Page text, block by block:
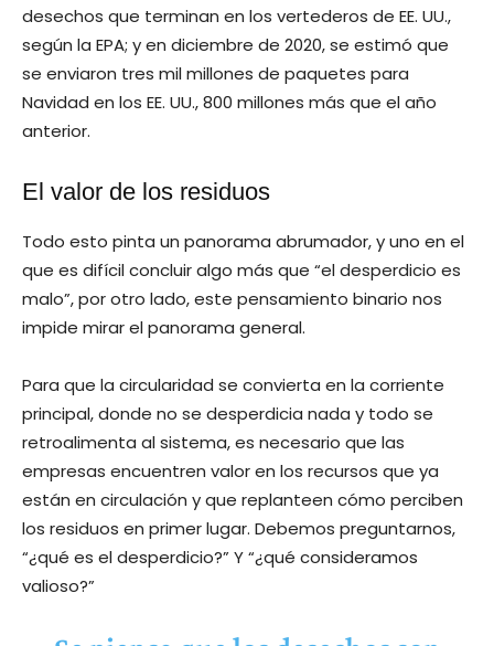
desechos que terminan en los vertederos de EE. UU.,
según la EPA; y en diciembre de 2020, se estimó que
se enviaron tres mil millones de paquetes para
Navidad en los EE. UU., 800 millones más que el año
anterior.
El valor de los residuos
Todo esto pinta un panorama abrumador, y uno en el
que es difícil concluir algo más que “el desperdicio es
malo”, por otro lado, este pensamiento binario nos
impide mirar el panorama general.
Para que la circularidad se convierta en la corriente
principal, donde no se desperdicia nada y todo se
retroalimenta al sistema, es necesario que las
empresas encuentren valor en los recursos que ya
están en circulación y que replanteen cómo perciben
los residuos en primer lugar. Debemos preguntarnos,
“¿qué es el desperdicio?” Y “¿qué consideramos
valioso?”